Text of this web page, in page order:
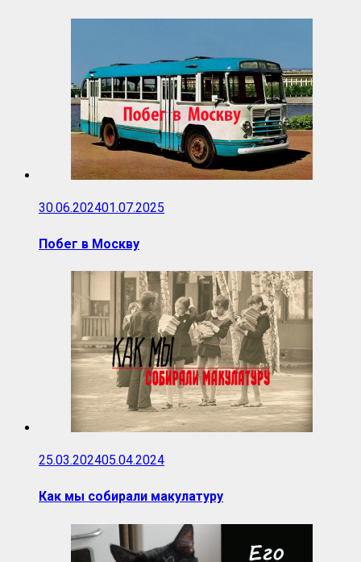
30.06.202401.07.2025
Побег в Москву
25.03.202405.04.2024
Как мы собирали макулатуру